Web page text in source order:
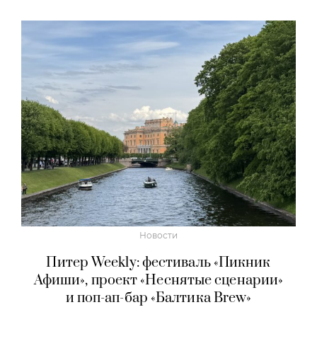
Новости
Питер Weekly: фестиваль «Пикник
Афиши», проект «Неснятые сценарии»
и поп-ап-бар «Балтика Brew»